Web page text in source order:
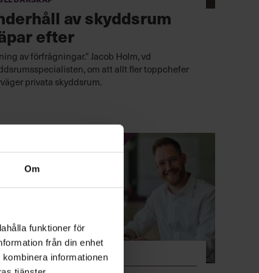
Om
funktioner för
från din enhet
informationen
av skyddsrum
efter
av förfrågningar.” Jacob Holm, vd
om att allt fler toppchefer
privata skyddsrum.
Omvärld